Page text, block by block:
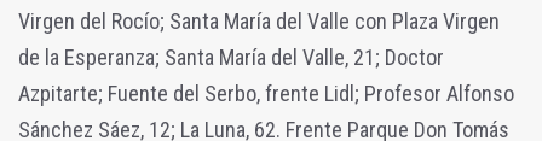
Virgen del Rocío; Santa María del Valle con Plaza Virgen
de la Esperanza; Santa María del Valle, 21; Doctor
Azpitarte; Fuente del Serbo, frente Lidl; Profesor Alfonso
Sánchez Sáez, 12; La Luna, 62. Frente Parque Don Tomás